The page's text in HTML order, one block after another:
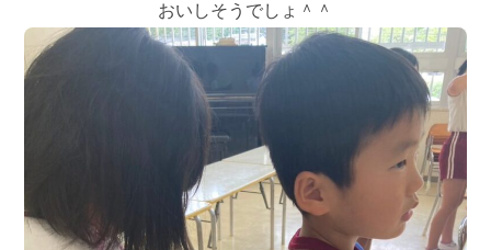
おいしそうでしょ＾＾